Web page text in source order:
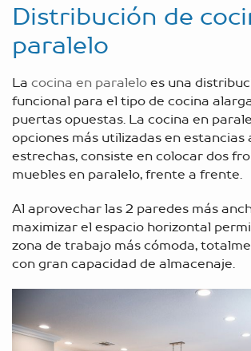
Distribución de
paralelo
La cocina en paraleloes una
funcional para el tipo de cocina
puertas opuestas. La cocina en
opciones más utilizadas en estancias
estrechas, consiste en colocar dos
muebles en paralelo, frente a frente.
Al aprovechar las 2 paredes más
maximizar el espacio horizontal
zona de trabajo más cómoda,
con gran capacidad de almacenaje.